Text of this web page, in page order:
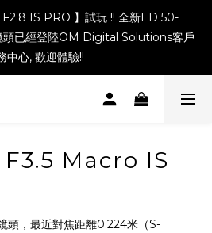
IS PRO 】試玩 !! 全新ED 50-
已經登陸OM Digital Solutions客戶
中心, 歡迎體驗!!
Macro IS
頭，最近對焦距離0.224米（S-